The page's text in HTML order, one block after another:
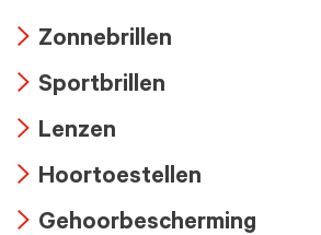
icon
icon
Zonnebrillen
icon
Sportbrillen
icon
Lenzen
icon
Hoortoestellen
Gehoorbescherming